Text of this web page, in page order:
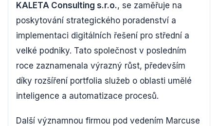
KALETA Consulting s.r.o., se zaměřuje na
poskytování strategického poradenství a
implementaci digitálních řešení pro střední a
velké podniky. Tato společnost v posledním
roce zaznamenala výrazný růst, především
díky rozšíření portfolia služeb o oblasti umělé
inteligence a automatizace procesů.
Další významnou firmou pod vedením Marcuse